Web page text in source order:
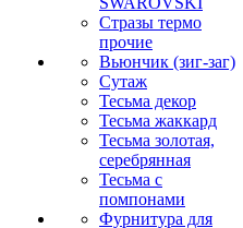
Стразы термо
прочие
Вьюнчик (зиг-заг)
Сутаж
Тесьма декор
Тесьма жаккард
Тесьма золотая,
серебрянная
Тесьма с
помпонами
Фурнитура для